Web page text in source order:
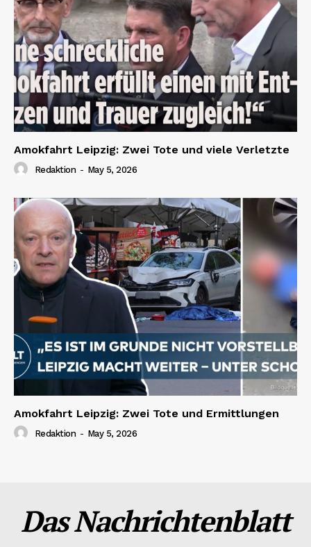
Amokfahrt Leipzig: Zwei Tote und viele Verletzte
Redaktion - May 5, 2026
Amokfahrt Leipzig: Zwei Tote und Ermittlungen
Redaktion - May 5, 2026
Das Nachrichtenblatt